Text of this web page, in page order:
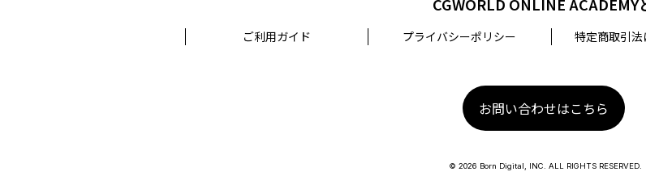
CGWORLD ONLINE ACADEMY
ご利用ガイド プライバシーポリシー 特定商取引
お問い合わせはこちら
© 2026 Born Digital, INC. ALL RIGHTS RESERVED.